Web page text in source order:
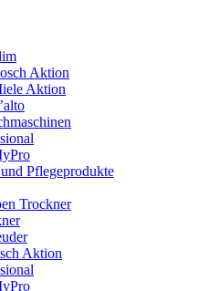
Aktion
Aktion
Pflegeprodukte
Trockner
Aktion